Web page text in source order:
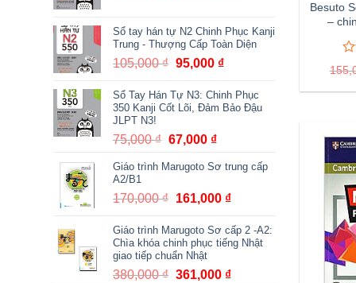
140,000 ₫.là:
125,000 ₫.
Sổ tay hán tự N2 Chinh Phục Kanji
Trung - Thượng Cấp Toàn Diện
105,000₫ Giá
là:
105,000 ₫.
95,000 ₫Giá
tại
là:
Sổ Tay Hán Tự N3: Chinh Phục
350 Kanji Cốt Lõi, Đảm Bảo Đậu
JLPT N3!
75,000₫ Giá
là:
67,000 ₫Giá
tại
67,000 ₫.
Giáo trình Marugoto Sơ trung cấp
A2/B1
170,000₫ Giá
là:
170,000 ₫.
161,000 ₫Giá
tại
là:
Giáo trình Marugoto Sơ cấp 2 -A2:
Chìa khóa chinh phục tiếng Nhật
giao tiếp chuẩn Nhật
380,000₫ Giá
361,000 ₫Giá
Besuto
–
0
5
0